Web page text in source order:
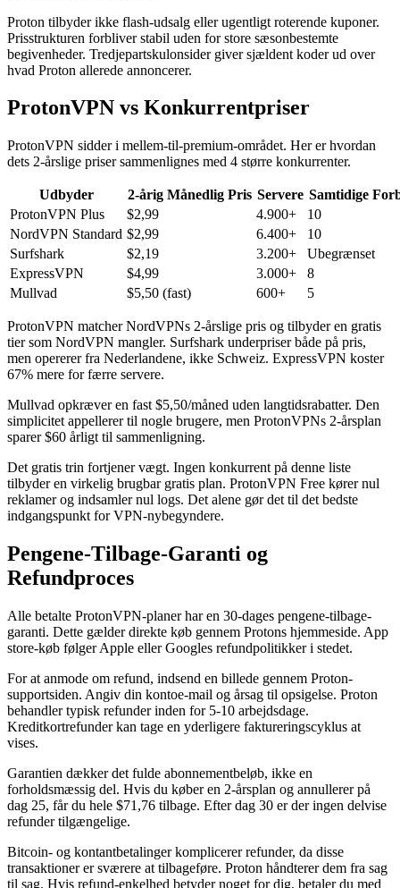
Proton tilbyder ikke flash-udsalg eller ugentligt roterende kuponer.
Prisstrukturen forbliver stabil uden for store sæsonbestemte
begivenheder. Tredjepartskulonsider giver sjældent koder ud over
hvad Proton allerede annoncerer.
ProtonVPN vs Konkurrentpriser
ProtonVPN sidder i mellem-til-premium-området. Her er hvordan
dets 2-årslige priser sammenlignes med 4 større konkurrenter.
Udbyder 2-årig Månedlig Pris Servere Samtidige
ProtonVPN Plus
$2,99 4.900+
10
NordVPN Standard $2,99 6.400+
10
Surfshark
$2,19 3.200+
Ubegrænset
ExpressVPN
$4,99 3.000+
8
Mullvad
$5,50 (fast) 600+ 5
ProtonVPN matcher NordVPNs 2-årslige pris og tilbyder en gratis
tier som NordVPN mangler. Surfshark underpriser både på pris,
men opererer fra Nederlandene, ikke Schweiz. ExpressVPN koster
67% mere for færre servere.
Mullvad opkræver en fast $5,50/måned uden langtidsrabatter. Den
simplicitet appellerer til nogle brugere, men ProtonVPNs 2-årsplan
sparer $60 årligt til sammenligning.
Det gratis trin fortjener vægt. Ingen konkurrent på denne liste
tilbyder en virkelig brugbar gratis plan. ProtonVPN Free kører nul
reklamer og indsamler nul logs. Det alene gør det til det bedste
indgangspunkt for VPN-nybegyndere.
Pengene-Tilbage-Garanti og
Refundproces
Alle betalte ProtonVPN-planer har en 30-dages pengene-tilbage-
garanti. Dette gælder direkte køb gennem Protons hjemmeside. App
store-køb følger Apple eller Googles refundpolitikker i stedet.
For at anmode om refund, indsend en billede gennem Proton-
supportsiden. Angiv din kontoe-mail og årsag til opsigelse. Proton
behandler typisk refunder inden for 5-10 arbejdsdage.
Kreditkortrefunder kan tage en yderligere faktureringscyklus at
vises.
Garantien dækker det fulde abonnementbeløb, ikke en
forholdsmæssig del. Hvis du køber en 2-årsplan og annullerer på
dag 25, får du hele $71,76 tilbage. Efter dag 30 er der ingen delvise
refunder tilgængelige.
Bitcoin- og kontantbetalinger komplicerer refunder, da disse
transaktioner er sværere at tilbageføre. Proton håndterer dem fra sag
til sag. Hvis refund-enkelhed betyder noget for dig, betaler du med